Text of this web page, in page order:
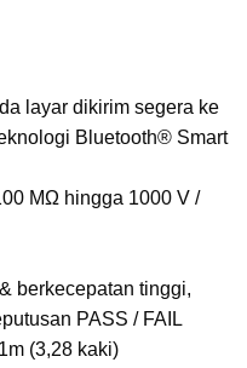
layar dikirim segera ke
Bluetooth® Smart
MΩ hingga 1000 V /
berkecepatan tinggi,
PASS / FAIL
(3,28 kaki)